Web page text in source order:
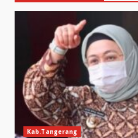
Kab.Tangerang